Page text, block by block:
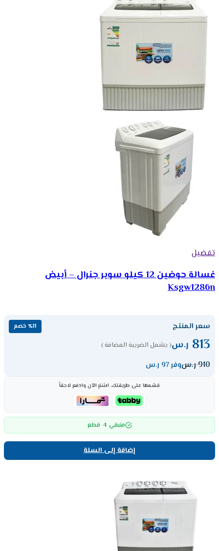
تفضيل
غسالة حوضين 12 كيلو سوبر جنرال – أبيض
Ksgw1286n
سعر المنتج ٪11 خصم
813 ر.س( يشمل الضريبة المضافة )
910ر.سوفر 97 ر.س
قسّمها على طريقتك، اشترِ الآن وادفع لاحقاً
متبقي 4 قطع
إضافة إلى السلة